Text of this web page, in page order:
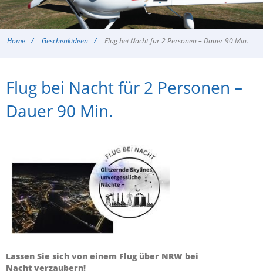
RUNDFLÜGE
ERLEBNISFLÜGE
Home Geschenkideen Flug bei Nacht für 2 Personen – Dauer 90 Min.
Flug bei Nacht für 2 Personen –
Dauer 90 Min.
Lassen Sie sich von einem Flug über NRW bei
Nacht verzaubern!